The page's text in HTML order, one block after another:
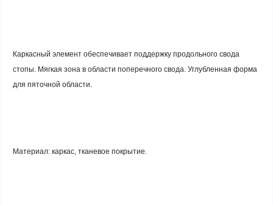
Каркасный элемент обеспечивает поддержку продольного свода
стопы. Мягкая зона в области поперечного свода. Углубленная форма
для пяточной области.
Материал: каркас, тканевое покрытие.